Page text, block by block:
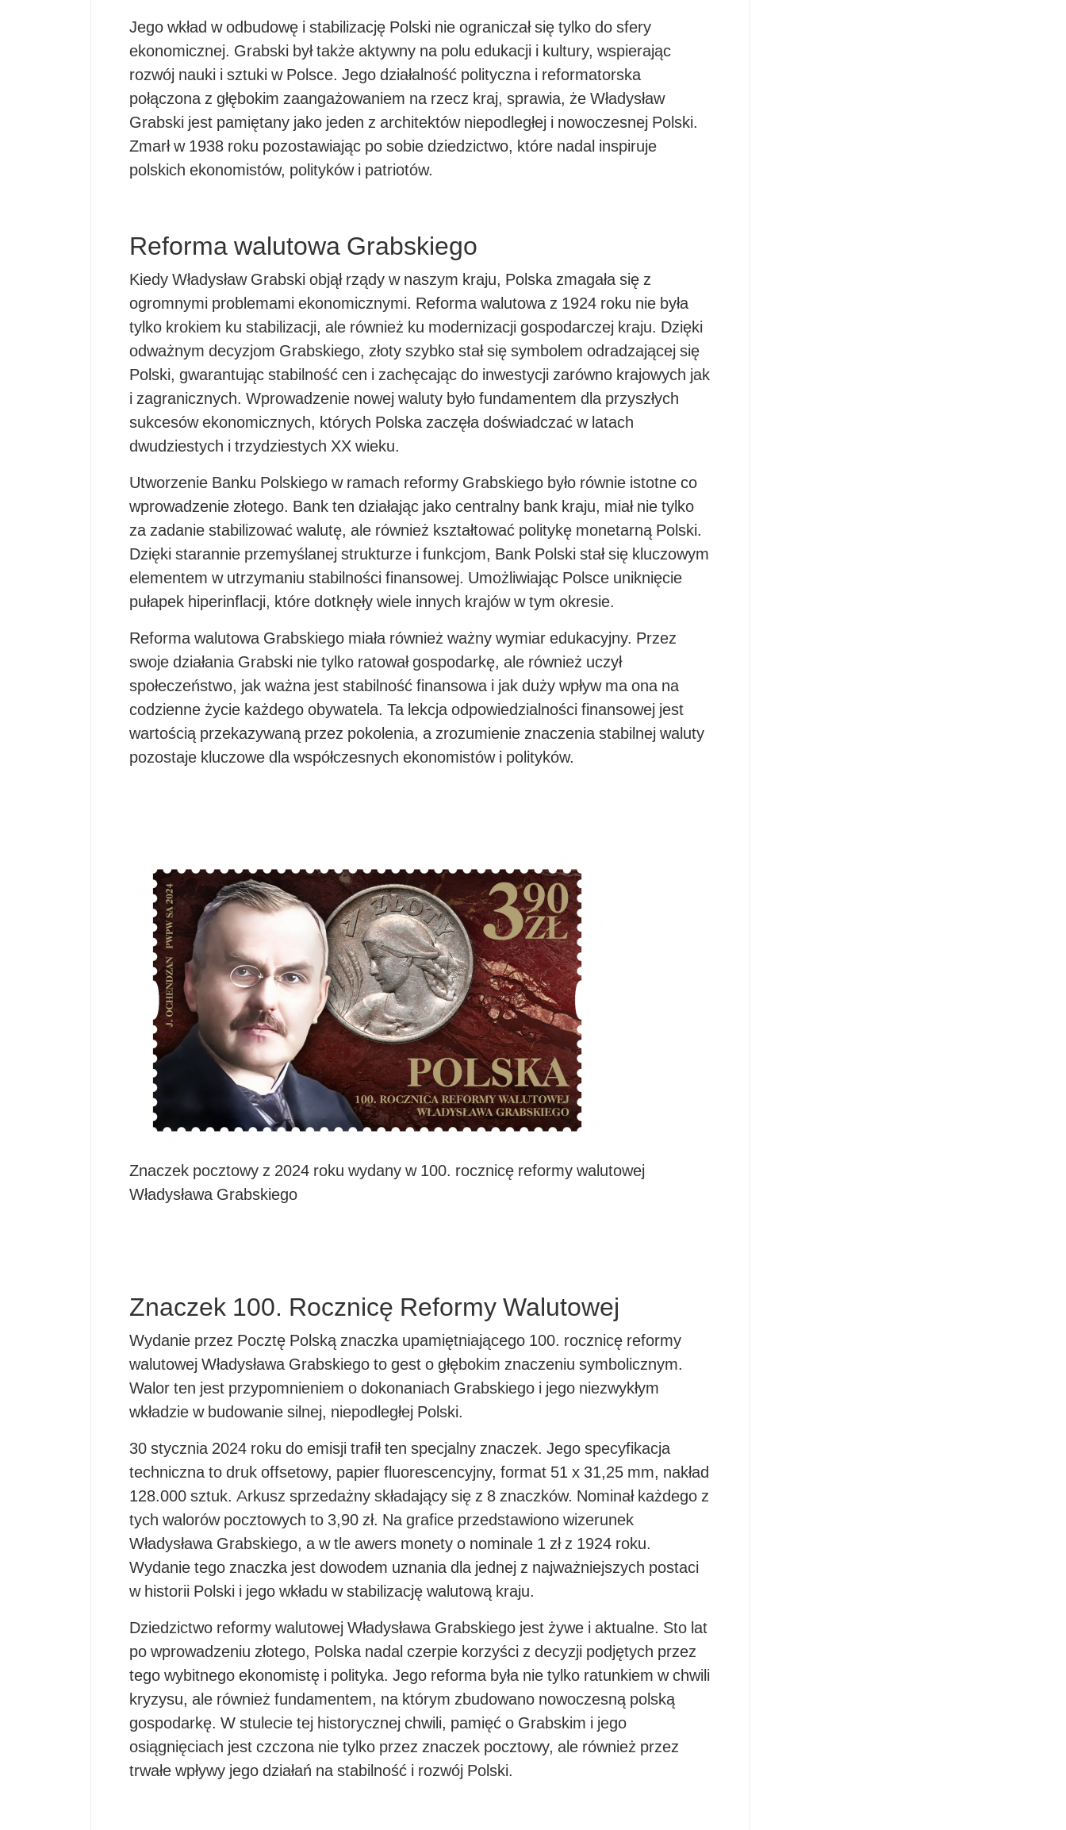
Jego wkład w odbudowę i stabilizację Polski nie ograniczał się tylko do sfery
ekonomicznej. Grabski był także aktywny na polu edukacji i kultury, wspierając
rozwój nauki i sztuki w Polsce. Jego działalność polityczna i reformatorska
połączona z głębokim zaangażowaniem na rzecz kraj, sprawia, że Władysław
Grabski jest pamiętany jako jeden z architektów niepodległej i nowoczesnej Polski.
Zmarł w 1938 roku pozostawiając po sobie dziedzictwo, które nadal inspiruje
polskich ekonomistów, polityków i patriotów.
Reforma walutowa Grabskiego
Kiedy Władysław Grabski objął rządy w naszym kraju, Polska zmagała się z
ogromnymi problemami ekonomicznymi. Reforma walutowa z 1924 roku nie była
tylko krokiem ku stabilizacji, ale również ku modernizacji gospodarczej kraju. Dzięki
odważnym decyzjom Grabskiego, złoty szybko stał się symbolem odradzającej się
Polski, gwarantując stabilność cen i zachęcając do inwestycji zarówno krajowych jak
i zagranicznych. Wprowadzenie nowej waluty było fundamentem dla przyszłych
sukcesów ekonomicznych, których Polska zaczęła doświadczać w latach
dwudziestych i trzydziestych XX wieku.
Utworzenie Banku Polskiego w ramach reformy Grabskiego było równie istotne co
wprowadzenie złotego. Bank ten działając jako centralny bank kraju, miał nie tylko
za zadanie stabilizować walutę, ale również kształtować politykę monetarną Polski.
Dzięki starannie przemyślanej strukturze i funkcjom, Bank Polski stał się kluczowym
elementem w utrzymaniu stabilności finansowej. Umożliwiając Polsce uniknięcie
pułapek hiperinflacji, które dotknęły wiele innych krajów w tym okresie.
Reforma walutowa Grabskiego miała również ważny wymiar edukacyjny. Przez
swoje działania Grabski nie tylko ratował gospodarkę, ale również uczył
społeczeństwo, jak ważna jest stabilność finansowa i jak duży wpływ ma ona na
codzienne życie każdego obywatela. Ta lekcja odpowiedzialności finansowej jest
wartością przekazywaną przez pokolenia, a zrozumienie znaczenia stabilnej waluty
pozostaje kluczowe dla współczesnych ekonomistów i polityków.
Znaczek pocztowy z 2024 roku wydany w 100. rocznicę reformy walutowej
Władysława Grabskiego
Znaczek 100. Rocznicę Reformy Walutowej
Wydanie przez Pocztę Polską znaczka upamiętniającego 100. rocznicę reformy
walutowej Władysława Grabskiego to gest o głębokim znaczeniu symbolicznym.
Walor ten jest przypomnieniem o dokonaniach Grabskiego i jego niezwykłym
wkładzie w budowanie silnej, niepodległej Polski.
30 stycznia 2024 roku do emisji trafił ten specjalny znaczek. Jego specyfikacja
techniczna to druk offsetowy, papier fluorescencyjny, format 51 x 31,25 mm, nakład
128.000 sztuk. Arkusz sprzedażny składający się z 8 znaczków. Nominał każdego z
tych walorów pocztowych to 3,90 zł. Na grafice przedstawiono wizerunek
Władysława Grabskiego, a w tle awers monety o nominale 1 zł z 1924 roku.
Wydanie tego znaczka jest dowodem uznania dla jednej z najważniejszych postaci
w historii Polski i jego wkładu w stabilizację walutową kraju.
Dziedzictwo reformy walutowej Władysława Grabskiego jest żywe i aktualne. Sto lat
po wprowadzeniu złotego, Polska nadal czerpie korzyści z decyzji podjętych przez
tego wybitnego ekonomistę i polityka. Jego reforma była nie tylko ratunkiem w chwili
kryzysu, ale również fundamentem, na którym zbudowano nowoczesną polską
gospodarkę. W stulecie tej historycznej chwili, pamięć o Grabskim i jego
osiągnięciach jest czczona nie tylko przez znaczek pocztowy, ale również przez
trwałe wpływy jego działań na stabilność i rozwój Polski.